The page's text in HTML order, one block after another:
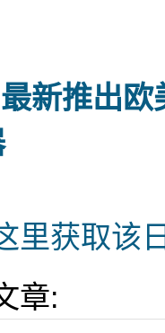
最新推出
里获取该
章: